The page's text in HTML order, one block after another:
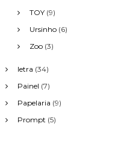
TOY (9)
Ursinho (6)
Zoo (3)
letra (34)
Painel (7)
Papelaria (9)
Prompt (5)